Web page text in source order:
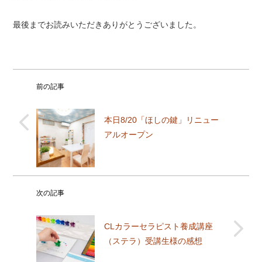
最後までお読みいただきありがとうございました。
前の記事
本日8/20「ほしの鍵」リニュー
アルオープン
次の記事
CLカラーセラピスト養成講座
（ステラ）受講生様の感想